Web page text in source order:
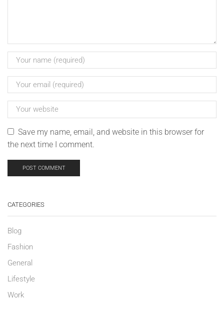
Save my name, email, and website in this browser for
the next time I comment.
CATEGORIES
Blog
Fashion
General
Lifestyle
Work